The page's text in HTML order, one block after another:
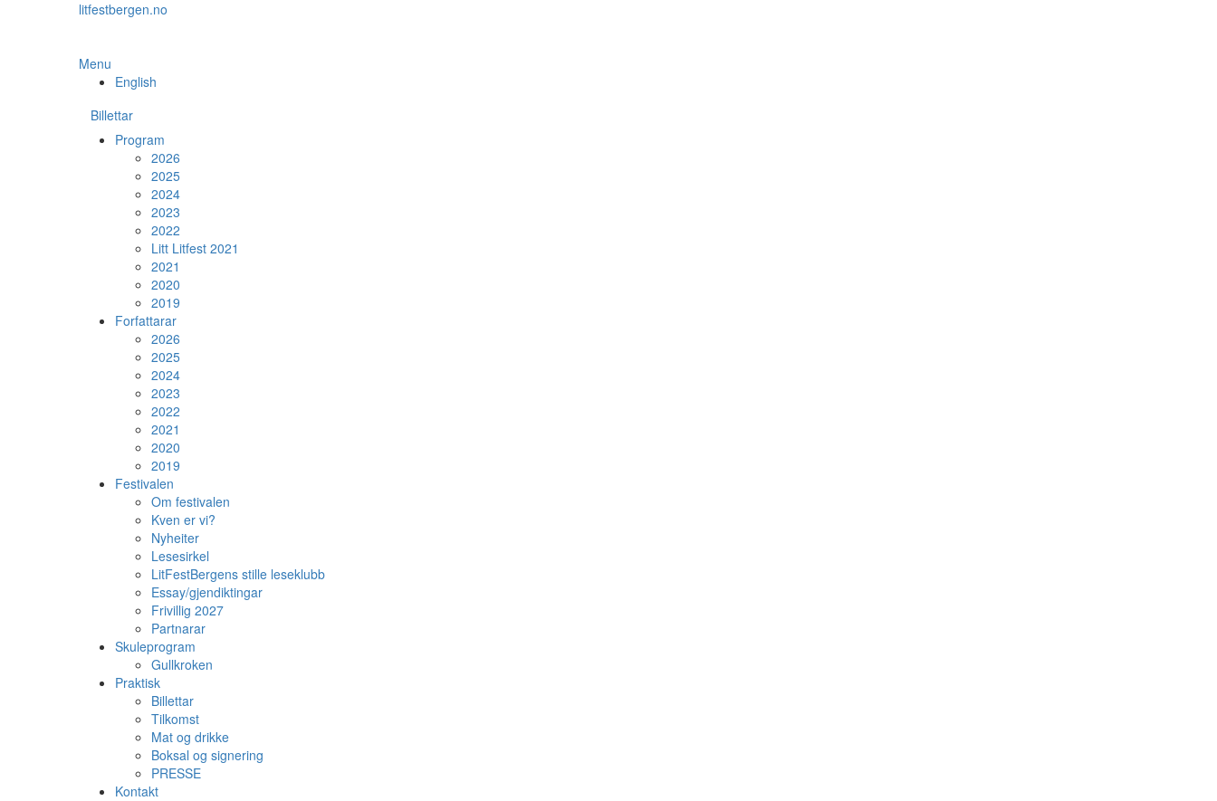
litfestbergen.no
Menu
English
Billettar
Program
2026
2025
2024
2023
2022
Litt Litfest 2021
2021
2020
2019
Forfattarar
2026
2025
2024
2023
2022
2021
2020
2019
Festivalen
Om festivalen
Kven er vi?
Nyheiter
Lesesirkel
LitFestBergens stille leseklubb
Essay/gjendiktingar
Frivillig 2027
Partnarar
Skuleprogram
Gullkroken
Praktisk
Billettar
Tilkomst
Mat og drikke
Boksal og signering
PRESSE
Kontakt